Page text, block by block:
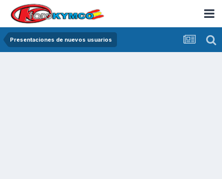
Presentaciones de nuevos usuarios